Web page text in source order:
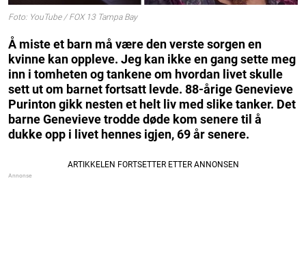
Foto: YouTube / FOX 13 Tampa Bay
Å miste et barn må være den verste sorgen en
kvinne kan oppleve. Jeg kan ikke en gang sette meg
inn i tomheten og tankene om hvordan livet skulle
sett ut om barnet fortsatt levde. 88-årige Genevieve
Purinton gikk nesten et helt liv med slike tanker. Det
barne Genevieve trodde døde kom senere til å
dukke opp i livet hennes igjen, 69 år senere.